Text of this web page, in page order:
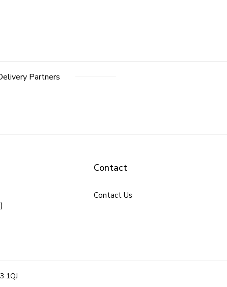
Partners
Contact
Contact Us
1QJ